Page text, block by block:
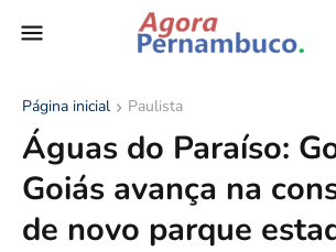
Página inicial Paulista
Águas do Paraíso:
Goiás avança na
de novo parque